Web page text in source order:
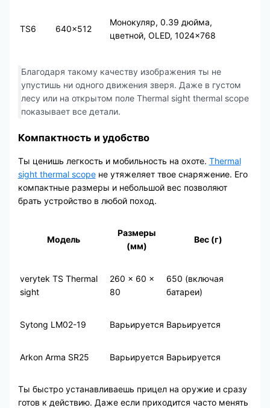
TS6 640×512
Монокуляр, 0.39 дюйма,
цветной, OLED, 1024×768
Благодаря такому качеству изображения ты не
упустишь ни одного движения зверя. Даже в густом
лесу или на открытом поле Thermal sight thermal scope
показывает все детали.
Компактность и удобство
Ты ценишь легкость и мобильность на охоте. Thermal
sight thermal scopeне утяжеляет твое снаряжение. Его
компактные размеры и небольшой вес позволяют
брать устройство в любой поход.
Модель
Размеры
(мм)
Вес (г)
verytek TS Thermal
sight
260 x 60 x
80
650 (включая
батареи)
Sytong LM02-19 Варьируется Варьируется
Arkon Arma SR25 Варьируется Варьируется
Ты быстро устанавливаешь прицел на оружие и сразу
готов к действию. Даже если приходится часто менять